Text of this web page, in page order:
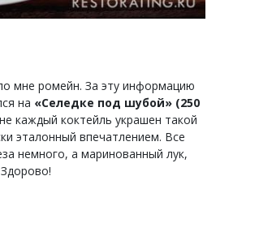
мне ромейн. За эту информацию
на «Селедке под шубой» (250
каждый коктейль украшен такой
эталонный впечатлением. Все
немного, а маринованный лук,